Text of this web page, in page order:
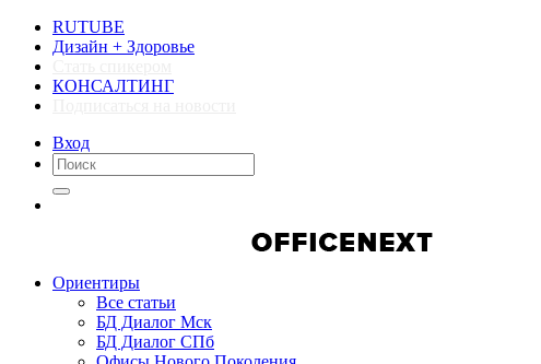
RUTUBE
Дизайн + Здоровье
КОНСАЛТИНГ
Вход
Ориентиры
Все статьи
БД Диалог Мск
БД Диалог СПб